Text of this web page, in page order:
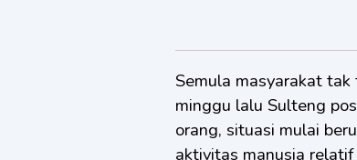
Semula masyarakat
minggu lalu Sulteng
orang, situasi mulai
aktivitas manusia